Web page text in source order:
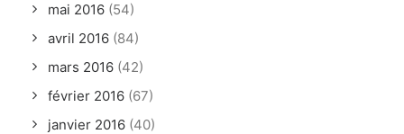
mai 2016 (54)
avril 2016 (84)
mars 2016 (42)
février 2016 (67)
janvier 2016 (40)